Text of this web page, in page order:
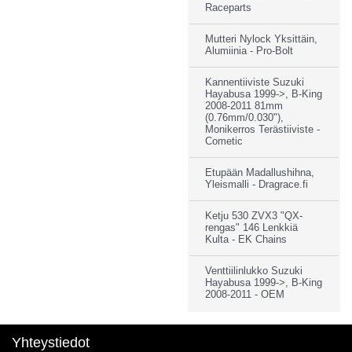
Raceparts
Mutteri Nylock Yksittäin,
Alumiinia - Pro-Bolt
Kannentiiviste Suzuki
Hayabusa 1999->, B-King
2008-2011 81mm
(0.76mm/0.030"),
Monikerros Terästiiviste -
Cometic
Etupään Madallushihna,
Yleismalli - Dragrace.fi
Ketju 530 ZVX3 "QX-
rengas" 146 Lenkkiä
Kulta - EK Chains
Venttiilinlukko Suzuki
Hayabusa 1999->, B-King
2008-2011 - OEM
Yhteystiedot